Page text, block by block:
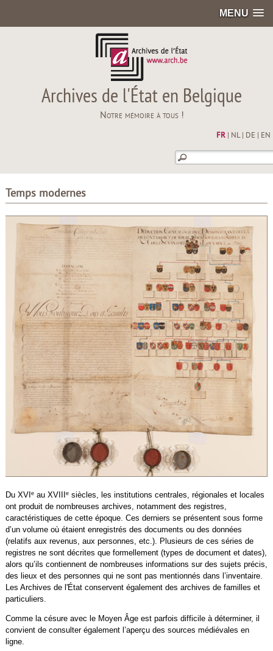
MENU
Archives de l'État en Belgique
Notre mémoire à tous !
FR| NL| DE EN
Temps modernes
Du XVI eau XVIII esiècles, les institutions centrales, régionales et locales
ont produit de nombreuses archives, notamment des registres,
caractéristiques de cette époque. Ces derniers se présentent sous forme
d’un volume où étaient enregistrés des documents ou des données
(relatifs aux revenus, aux personnes, etc.). Plusieurs de ces séries de
registres ne sont décrites que formellement (types de document et dates),
alors qu’ils contiennent de nombreuses informations sur des sujets précis,
des lieux et des personnes qui ne sont pas mentionnés dans l’inventaire.
Les Archives de l'État conservent également des archives de familles et
particuliers.
Comme la césure avec le Moyen Âge est parfois difficile à déterminer, il
convient de consulter également l’aperçu des sources médiévales en
ligne.